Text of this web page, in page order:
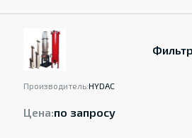
Фильтр
Производитель:HYDAC
Цена:по запросу